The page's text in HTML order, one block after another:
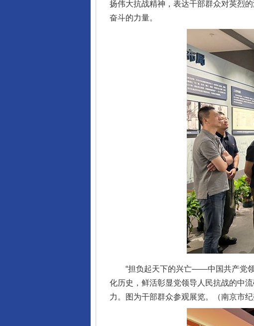
扬伟大抗战精神，表达干部群众对英烈
奋斗的力量。
“担负起天下的兴亡——中国共产党领
化历史，鲜活彰显党领导人民抗战的中
力。图为干部群众参观展览。（南京市纪